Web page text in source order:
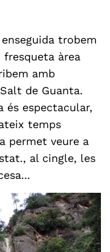
trobem
àrea
amb
de Guanta.
és espectacular,
temps
permet veure a
al cingle, les